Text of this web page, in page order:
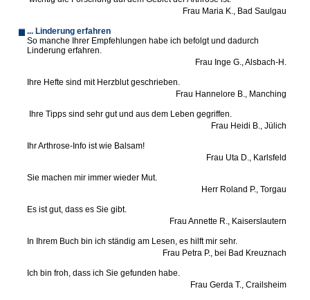
Frau Maria K., Bad Saulgau
... Linderung erfahren
So manche Ihrer Empfehlungen habe ich befolgt und dadurch
Linderung erfahren.
Frau Inge G., Alsbach-H.
Ihre Hefte sind mit Herzblut geschrieben.
Frau Hannelore B., Manching
Ihre Tipps sind sehr gut und aus dem Leben gegriffen.
Frau Heidi B., Jülich
Ihr Arthrose-Info ist wie Balsam!
Frau Uta D., Karlsfeld
Sie machen mir immer wieder Mut.
Herr Roland P., Torgau
Es ist gut, dass es Sie gibt.
Frau Annette R., Kaiserslautern
In Ihrem Buch bin ich ständig am Lesen, es hilft mir sehr.
Frau Petra P., bei Bad Kreuznach
Ich bin froh, dass ich Sie gefunden habe.
Frau Gerda T., Crailsheim